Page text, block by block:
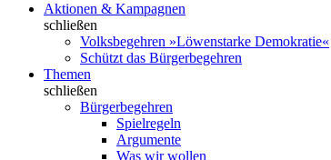
Aktionen & Kampagnen
schließen
Volksbegehren »Löwenstarke Demokratie«
Schützt das Bürgerbegehren
Themen
schließen
Bürgerbegehren
Spielregeln
Argumente
Was wir wollen